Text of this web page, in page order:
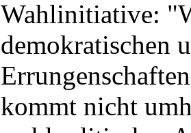
Wahlinitiative:
demokratischen
kommt nicht